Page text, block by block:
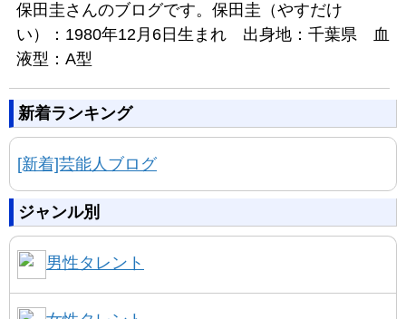
保田圭さんのブログです。保田圭（やすだけ
い）：1980年12月6日生まれ 出身地：千葉県 血
液型：A型
新着ランキング
[新着]芸能人ブログ
ジャンル別
男性タレント